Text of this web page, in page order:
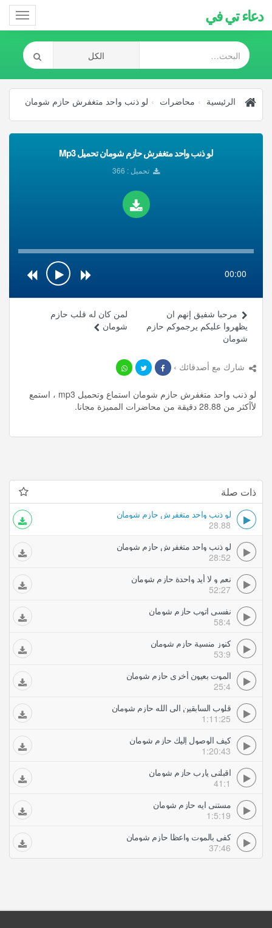
دعاء تي في
الرئيسية محاضرات لو ذنب واحد متغفرش حازم شومان
لو ذنب واحد متغفرش حازم شومان تحميل Mp3
تحميل : 366
00:00
لمن كان له قلب حازم
شومان
مرحبا شفيق إنهم ان
يظهروا عليكم يرجموكم حازم
شومان
شارك مع أصدقائك ›
لو ذنب واحد متغفرش حازم شومان استماع وتحميل mp3 ، استمع
لأأكثر من 28.88 دقيقة من محاضرات المميزة مجانا.
ذات صلة
لو ذنب واحد متغفرش حازم شومان
28.88
لو ذنب واحد متغفرش حازم شومان
28:52
نعم و لا أيد واحدة حازم شومان
52:27
نفسى اتوب حازم شومان
58:4
كنوز منسية حازم شومان
53:9
الموت بعيون أخرى حازم شومان
25:4
قلوب السابقين الى الله حازم شومان
1:11:25
كيف الوصول إليك حازم شومان
1:20:43
اقبلني يارب حازم شومان
41:1
مستنى ايه حازم شومان
1:5:19
كفى بالموت واعظا حازم شومان
37:46